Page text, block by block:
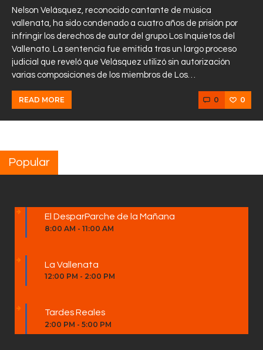
Nelson Velásquez, reconocido cantante de música
vallenata, ha sido condenado a cuatro años de prisión por
infringir los derechos de autor del grupo Los Inquietos del
Vallenato. La sentencia fue emitida tras un largo proceso
judicial que reveló que Velásquez utilizó sin autorización
varias composiciones de los miembros de Los…
READ MORE 0 0
Popular
El DesparParche de la Mañana
8:00 AM - 11:00 AM
La Vallenata
12:00 PM - 2:00 PM
Tardes Reales
2:00 PM - 5:00 PM